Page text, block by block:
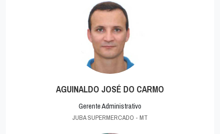
AGUINALDO JOSÉ DO CARMO
Gerente Administrativo
JUBA SUPERMERCADO - MT